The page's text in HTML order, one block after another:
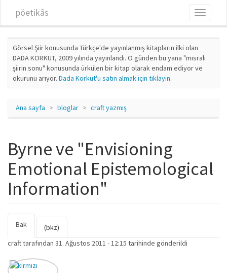
pöetikâs
Toggle
Görsel Şiir konusunda Türkçe'de yayınlanmış kitapların ilki olan
DADA KORKUT, 2009 yılında yayınlandı. O günden bu yana "mısralı
şiirin sonu" konusunda ürkülen bir kitap olarak endam ediyor ve
okurunu arıyor. Dada Korkut'u satın almak için tıklayın.
Ana sayfa bloglar craft yazmış
Byrne ve "Envisioning
Emotional Epistemological
Information"
Birincil sekmeler
Bak
sekme)
(bkz)
crafttarafından 31. Ağustos 2011 - 12:15 tarihinde gönderildi